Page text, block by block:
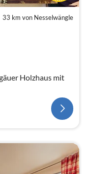
33 km von Nesselwängle
Holzhaus mit